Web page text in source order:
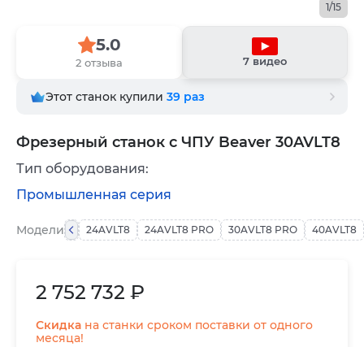
Фрезерный станок с ЧПУ Beaver 30AVLT8
1/15
5.0
2 отзыва 7 видео
Этот станок купили 39 раз
2 752 732 ₽
Скидка на станки сроком поставки от одного
месяца!
Модели 24AVLT8 24AVLT8 PRO 30AVLT8 PRO 40AVLT8
Тип оборудования:
Промышленная серия